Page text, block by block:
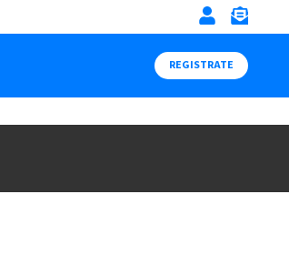
REGISTRATE